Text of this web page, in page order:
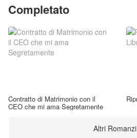
Completato
Contratto di Matrimonio con il
CEO che mi ama Segretamente
Altri Romanzi